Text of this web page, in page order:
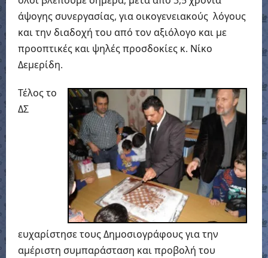
άψογης συνεργασίας, για οικογενειακούς λόγους
και την διαδοχή του από τον αξιόλογο και με
προοπτικές και ψηλές προσδοκίες κ. Νίκο
Δεμερίδη.
Τέλος το
ΔΣ
ευχαρίστησε τους Δημοσιογράφους για την
αμέριστη συμπαράσταση και προβολή του